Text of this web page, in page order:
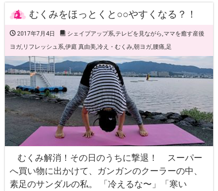
むくみをほっとくと○○やすくなる？！
2017年7月4日 シェイプアップ系,テレビを見ながら,ママを癒す産後
ヨガ, リフレッシュ系,伊庭 真由美,冷え・むくみ,朝ヨガ, 腰痛,足
むくみ解消！その日のうちに撃退！ スーパー
へ買い物に出かけて、ガンガンのクーラーの中、
素足のサンダルの私。 「冷えるな〜」「寒い